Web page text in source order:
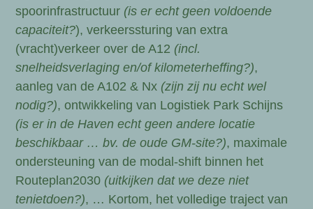
spoorinfrastructuur (is er echt geen voldoende
capaciteit?), verkeerssturing van extra
(vracht)verkeer over de A12 (incl.
snelheidsverlaging en/of kilometerheffing?),
aanleg van de A102 & Nx (zijn zij nu echt wel
nodig?), ontwikkeling van Logistiek Park Schijns
(is er in de Haven echt geen andere locatie
beschikbaar … bv. de oude GM-site?), maximale
ondersteuning van de modal-shift binnen het
Routeplan2030 (uitkijken dat we deze niet
tenietdoen?), … Kortom, het volledige traject van